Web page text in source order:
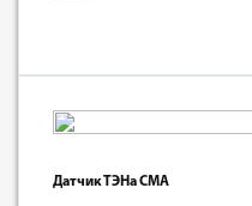
Датчик ТЭНа СМА